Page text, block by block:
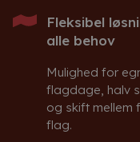
Fleksibel
alle behov
Mulighed for
flagdage, halv
og skift mellem
flag.